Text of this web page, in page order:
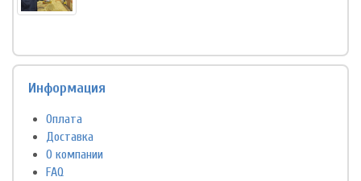
Информация
Оплата
Доставка
О компании
FAQ